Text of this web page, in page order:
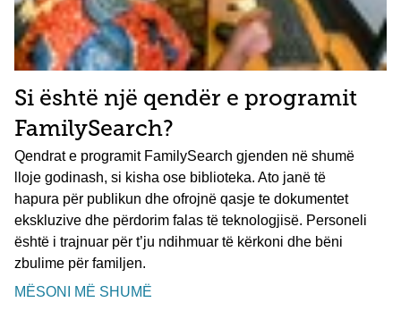
Si është një qendër e programit
FamilySearch?
Qendrat e programit FamilySearch gjenden në shumë
lloje godinash, si kisha ose biblioteka. Ato janë të
hapura për publikun dhe ofrojnë qasje te dokumentet
ekskluzive dhe përdorim falas të teknologjisë. Personeli
është i trajnuar për t’ju ndihmuar të kërkoni dhe bëni
zbulime për familjen.
MËSONI MË SHUMË